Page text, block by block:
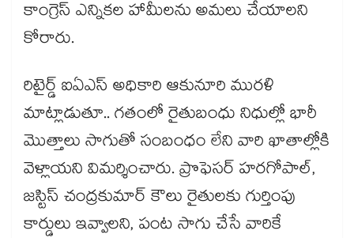
కాంగ్రెస్ ఎన్నికల హామీలను అమలు చేయాలని
కోరారు.
రిటైర్డ్ ఐఏఎస్ అధికారి ఆకునూరి మురళి
మాట్లాడుతూ.. గతంలో రైతుబంధు నిధుల్లో భారీ
మొత్తాలు సాగుతో సంబంధం లేని వారి ఖాతాల్లోకి
వెళ్లాయని విమర్శించారు. ప్రొఫెసర్ హరగోపాల్,
జస్టిస్ చంద్రకుమార్‌‌‌‌ కౌలు రైతులకు గుర్తింపు
కార్డులు ఇవ్వాలని, పంట సాగు చేసే వారికే